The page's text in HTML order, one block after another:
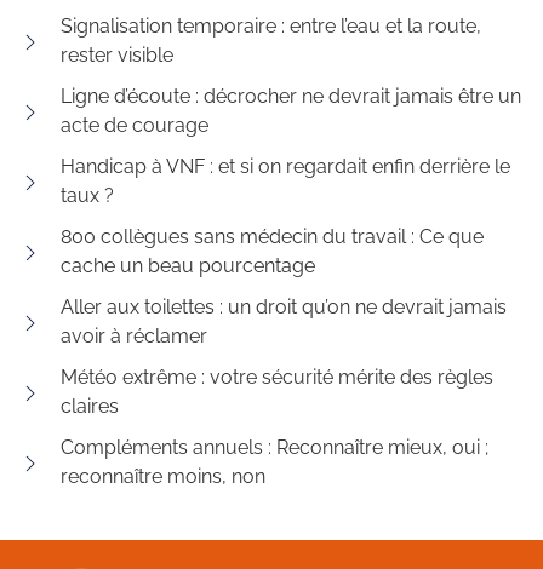
Signalisation temporaire : entre l’eau et la route,
rester visible
Ligne d’écoute : décrocher ne devrait jamais être un
acte de courage
Handicap à VNF : et si on regardait enfin derrière le
taux ?
800 collègues sans médecin du travail : Ce que
cache un beau pourcentage
Aller aux toilettes : un droit qu’on ne devrait jamais
avoir à réclamer
Météo extrême : votre sécurité mérite des règles
claires
Compléments annuels : Reconnaître mieux, oui ;
reconnaître moins, non